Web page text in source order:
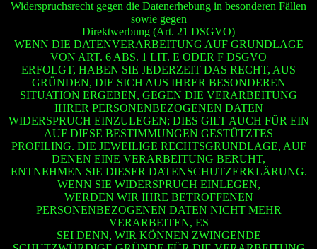
Widerspruchsrecht gegen die Datenerhebung in besonderen Fällen
sowie gegen
Direktwerbung (Art. 21 DSGVO)
WENN DIE DATENVERARBEITUNG AUF GRUNDLAGE
VON ART. 6 ABS. 1 LIT. E ODER F DSGVO
ERFOLGT, HABEN SIE JEDERZEIT DAS RECHT, AUS
GRÜNDEN, DIE SICH AUS IHRER BESONDEREN
SITUATION ERGEBEN, GEGEN DIE VERARBEITUNG
IHRER PERSONENBEZOGENEN DATEN
WIDERSPRUCH EINZULEGEN; DIES GILT AUCH FÜR EIN
AUF DIESE BESTIMMUNGEN GESTÜTZTES
PROFILING. DIE JEWEILIGE RECHTSGRUNDLAGE, AUF
DENEN EINE VERARBEITUNG BERUHT,
ENTNEHMEN SIE DIESER DATENSCHUTZERKLÄRUNG.
WENN SIE WIDERSPRUCH EINLEGEN,
WERDEN WIR IHRE BETROFFENEN
PERSONENBEZOGENEN DATEN NICHT MEHR
VERARBEITEN, ES
SEI DENN, WIR KÖNNEN ZWINGENDE